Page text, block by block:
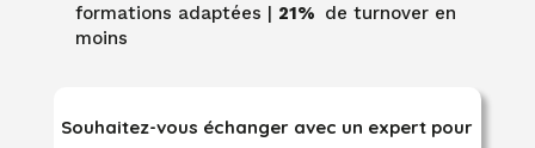
formations adaptées | 21% de turnover en
moins
Souhaitez-vous échanger avec un expert pour